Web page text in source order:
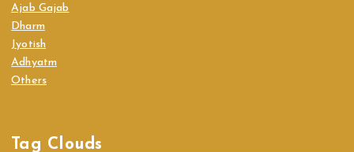
Ajab Gajab
Dharm
Jyotish
Adhyatm
Others
Tag Clouds